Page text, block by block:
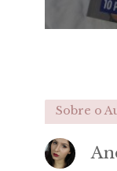
Sobre o